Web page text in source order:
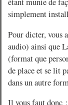
simplement
Pour dicter, vous
audio) ainsi que
(format que
de place et se lit
dans un autre
Il vous faut donc :